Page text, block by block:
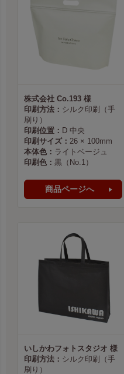
株式会社 Co.193 様
印刷方法： シルク印刷（手
刷り）
印刷位置： D 中央
印刷サイズ： 26 × 100mm
本体色： ライトベージュ
印刷色： 黒（No.1）
商品ページへ
いしかわフォトスタジオ 様
印刷方法： シルク印刷（手
刷り）